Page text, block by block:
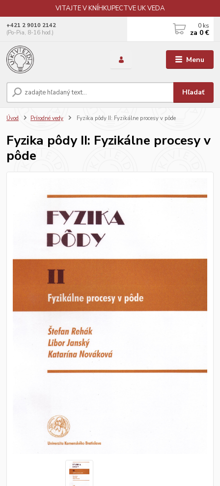
VITAJTE V KNÍHKUPECTVE UK VEDA
Menu
Hľadať
+421 2 9010 2142
(Po-Pia, 8-16 hod.)
0 ks
za 0 €
Úvod Prírodné vedy Fyzika pôdy II: Fyzikálne procesy v pôde
Fyzika pôdy II: Fyzikálne procesy v
pôde